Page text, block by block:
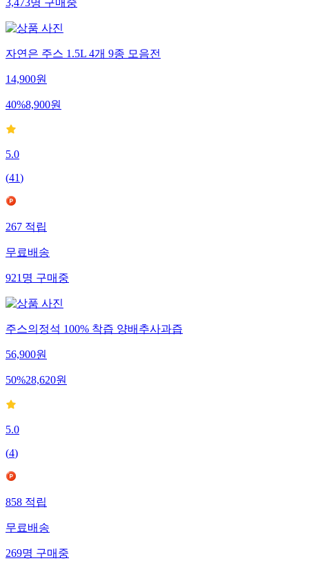
3,473명구매중
자연은 주스 1.5L 4개 9종 모음전
14,900원
40%8,900원
5.0
(41)
267적립
무료배송
921명구매중
주스의정석 100% 착즙 양배추사과즙
56,900원
50%28,620원
5.0
(4)
858적립
무료배송
269명구매중